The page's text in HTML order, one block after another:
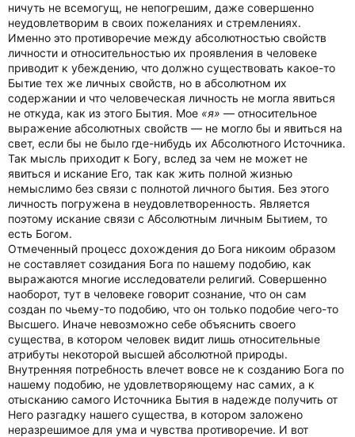
ничуть не всемогущ, не непогрешим, даже совершенно
неудовлетворим в своих пожеланиях и стремлениях.
Именно это противоречие между абсолютностью свойств
личности и относительностью их проявления в человеке
приводит к убеждению, что должно существовать какое-то
Бытие тех же личных свойств, но в абсолютном их
содержании и что человеческая личность не могла явиться
не откуда, как из этого Бытия. Мое «я» — относительное
выражение абсолютных свойств — не могло бы и явиться на
свет, если бы не было где-нибудь их Абсолютного Источника.
Так мысль приходит к Богу, вслед за чем не может не
явиться и искание Его, так как жить полной жизнью
немыслимо без связи с полнотой личного бытия. Без этого
личность погружена в неудовлетворенность. Является
поэтому искание связи с Абсолютным личным Бытием, то
есть Богом.
Отмеченный процесс дохождения до Бога никоим образом
не составляет созидания Бога по нашему подобию, как
выражаются многие исследователи религий. Совершенно
наоборот, тут в человеке говорит сознание, что он сам
создан по чьему-то подобию, что он только подобие чего-то
Высшего. Иначе невозможно себе объяснить своего
существа, в котором человек видит лишь относительные
атрибуты некоторой высшей абсолютной природы.
Внутренняя потребность влечет вовсе не к созданию Бога по
нашему подобию, не удовлетворяющему нас самих, а к
отысканию самого Источника Бытия в надежде получить от
Него разгадку нашего существа, в котором заложено
неразрешимое для ума и чувства противоречие. И вот